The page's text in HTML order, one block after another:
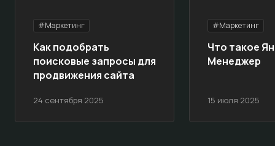
#Маркетинг
24 сентября 2025
Как подобрать
поисковые запросы для
продвижения сайта
#Маркетинг
15 июля 2025
Что такое
Менеджер